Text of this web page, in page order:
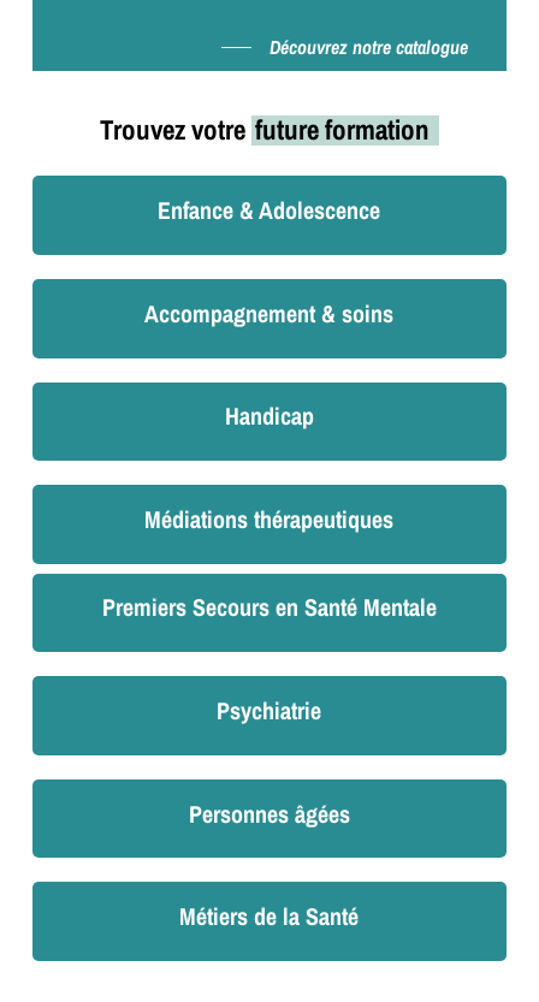
Découvrez notre catalogue
Trouvez votre future formation
Enfance & Adolescence
Accompagnement & soins
Handicap
Médiations thérapeutiques
Premiers Secours en Santé Mentale
Psychiatrie
Personnes âgées
Métiers de la Santé